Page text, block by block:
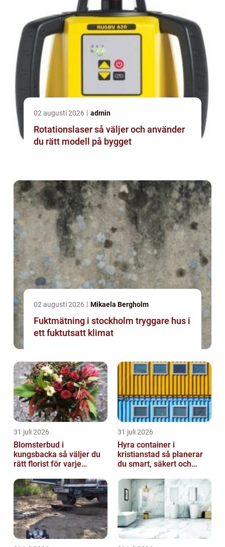
02 augusti 2026 admin
Rotationslaser så väljer och använder
du rätt modell på bygget
02 augusti 2026 Mikaela Bergholm
Fuktmätning i stockholm tryggare hus i
ett fuktutsatt klimat
31 juli 2026
Blomsterbud i
kungsbacka så väljer du
rätt florist för varje
31 juli 2026
Hyra container i
kristianstad så planerar
du smart, säkert och